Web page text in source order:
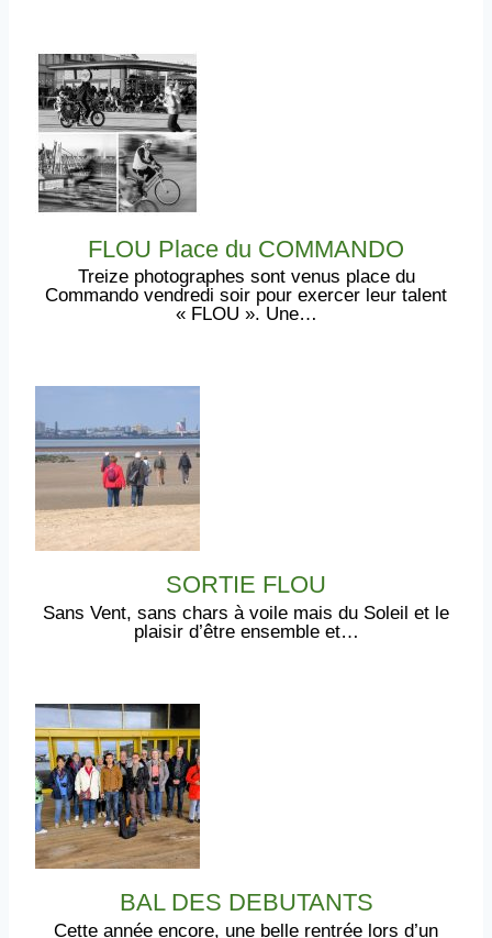
FLOU Place du COMMANDO
Treize photographes sont venus place du
Commando vendredi soir pour exercer leur talent
« FLOU ». Une…
SORTIE FLOU
Sans Vent, sans chars à voile mais du Soleil et le
plaisir d’être ensemble et…
BAL DES DEBUTANTS
Cette année encore, une belle rentrée lors d’un